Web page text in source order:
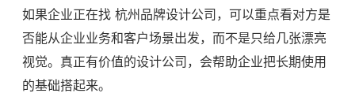
如果企业正在找 杭州品牌设计公司 ，可以重点看对方是
否能从企业业务和客户场景出发，而不是只给几张漂亮
视觉。真正有价值的设计公司，会帮助企业把长期使用
的基础搭起来。